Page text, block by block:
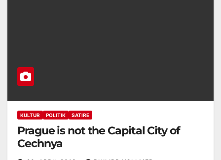
KULTUR POLITIK SATIRE
Prague is not the Capital City of
Cechnya